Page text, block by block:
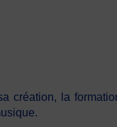
création, la